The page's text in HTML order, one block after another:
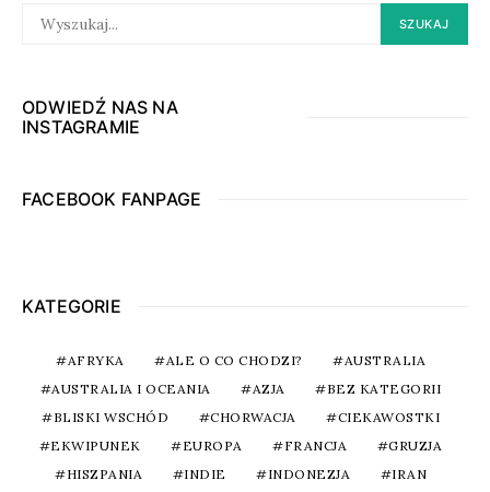
FOR:
SZUKAJ
ODWIEDŹ NAS NA
INSTAGRAMIE
FACEBOOK FANPAGE
KATEGORIE
AFRYKA ALE O CO CHODZI?
AUSTRALIA
AUSTRALIA I OCEANIA
AZJA
BEZ KATEGORII
BLISKI WSCHÓD
CHORWACJA
CIEKAWOSTKI
EKWIPUNEK
EUROPA FRANCJA
GRUZJA
HISZPANIA
INDIE INDONEZJA
IRAN